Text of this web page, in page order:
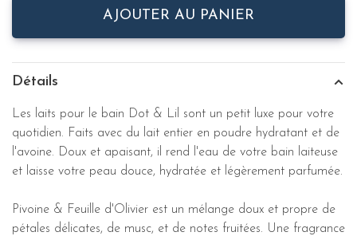
AJOUTER AU PANIER
Détails
Les laits pour le bain Dot & Lil sont un petit luxe pour votre
quotidien. Faits avec du lait entier en poudre hydratant et de
l'avoine. Doux et apaisant, il rend l'eau de votre bain laiteuse
et laisse votre peau douce, hydratée et légèrement parfumée.
Pivoine & Feuille d'Olivier est un mélange doux et propre de
pétales délicates, de musc, et de notes fruitées. Une fragrance